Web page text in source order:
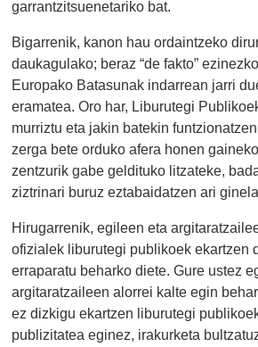
garrantzitsuenetariko bat.
Bigarrenik, kanon hau ordaintzeko
daukagulako; beraz “de fakto”
Europako Batasunak indarrean jarri
eramatea. Oro har, Liburutegi
murriztu eta jakin batekin
zerga bete orduko afera honen
zentzurik gabe geldituko litzateke,
ziztrinari buruz eztabaidatzen ari
Hirugarrenik, egileen eta
ofizialek liburutegi publikoek ekartzen
erraparatu beharko diete. Gure ustez
argitaratzaileen alorrei kalte egin
ez dizkigu ekartzen liburutegi
publizitatea eginez, irakurketa